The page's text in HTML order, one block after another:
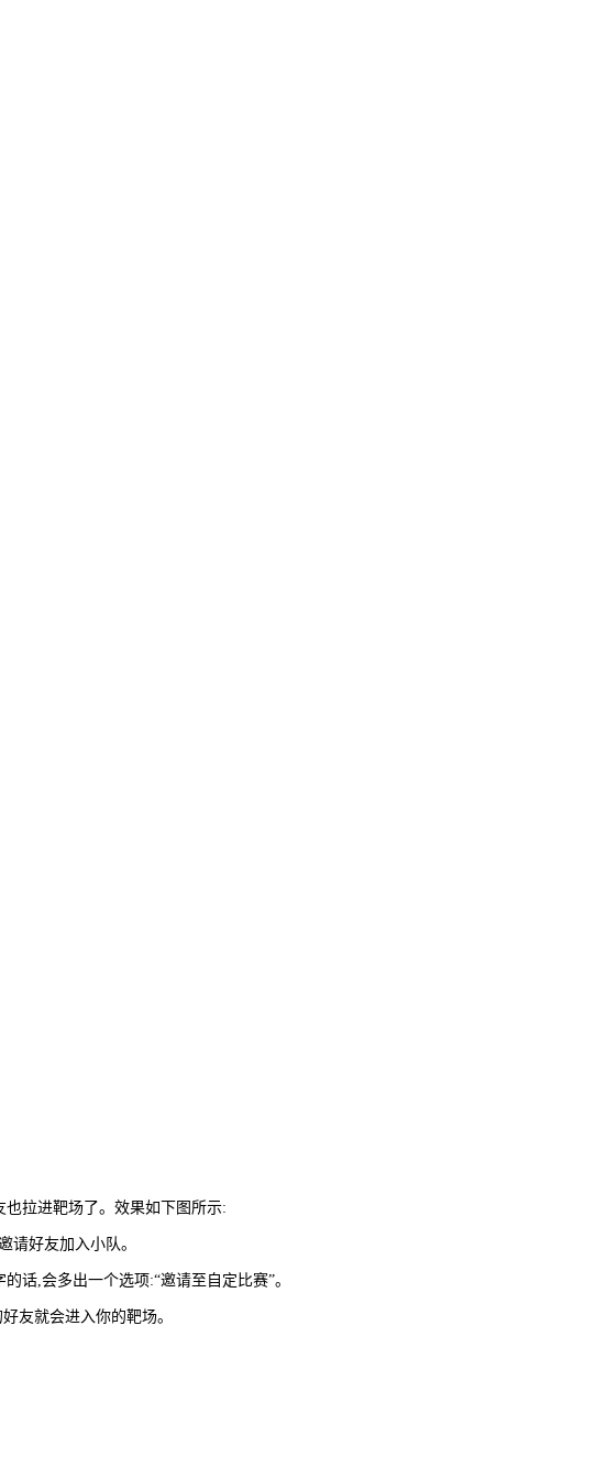
拉进靶场了。效果如下图所示:
请好友加入小队。
话,会多出一个选项:“邀请至自定比赛”。
友就会进入你的靶场。